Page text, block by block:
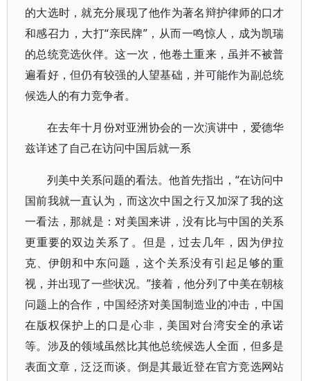
的大选时，就充分展现了他作为著名辩护律师的口才
和感召力，大打“亲民牌”，从而一鸣惊人，成为凯瑞
的总统竞选伙伴。这一次，他卷土重来，虽并不被普
遍看好，但仍有较强的人望基础，并可能作为副总统
候选人的有力竞争者。
在去年十月份对亚洲协会的一次演讲中，爱德华
兹详述了自己在访问中国后就一系
列美中关系问题的看法。他首先指出，“在访问中
国前我就一直认为，而这次中国之行又加深了我的这
一看法，那就是：对美国来讲，没有比与中国的关系
更重要的双边关系了。但是，过去几年，因为伊拉
克、伊朗和中东问题，这个关系没有引起足够的重
视，并出现了一些状况。”接着，他分列了中美在朝核
问题上的合作，中国经济对美国制造业的冲击，中国
在版权保护上的口是心非，美国对台湾安全的承诺
等。涉及的领域虽然比其他总统候选人全面，但多是
表面文章，泛泛而谈。倒是其最近登在官方竞选网站